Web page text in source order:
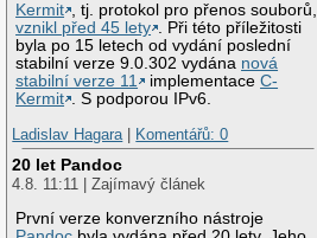
Kermit , tj. protokol pro přenos souborů,
vznikl před 45 lety . Při této příležitosti
byla po 15 letech od vydání poslední
stabilní verze 9.0.302 vydána nová
stabilní verze 11
implementaceC-
Kermit . S podporou IPv6.
Ladislav Hagara | Komentářů: 0
20 let Pandoc
4.8. 11:11 | Zajímavý článek
První verze konverzního nástroje